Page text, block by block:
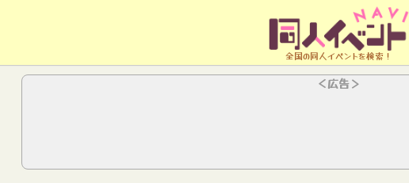
全国の同人イベントを検索！
＜広告＞